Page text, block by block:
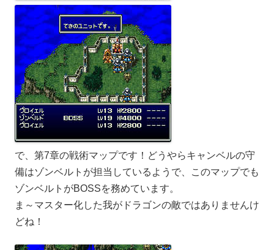
で、第7章の戦術マップです！どうやらキャンベルの守
備はゾンベルトが担当しているようで、このマップでも
ゾンベルトがBOSSを務めています。
ま～マスター化した我がドラゴンの敵ではありませんけ
どね！